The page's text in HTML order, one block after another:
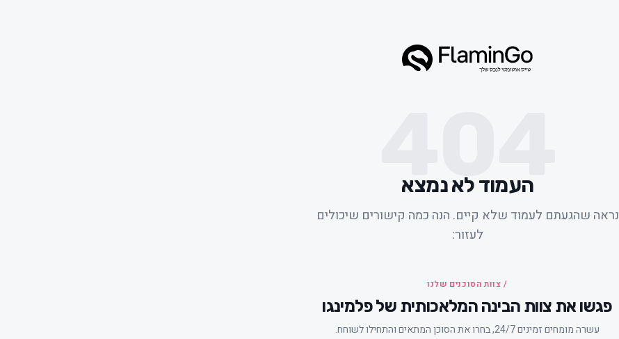
העמוד לא נמצא
נראה שהגעתם לעמוד שלא קיים. הנה כמה קישורים שיכולים
לעזור:
/ צוות הסוכנים שלנו
פגשו את צוות הבינה המלאכותית של פלמינגו
עשרה מומחים זמינים 24/7, בחרו את הסוכן המתאים והתחילו לשוחח.